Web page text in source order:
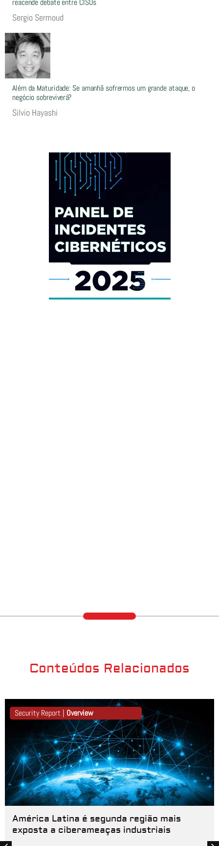
Sergio Sermoud
Além da Maturidade: Se amanhã sofrermos um grande ataque, o
negócio sobreviverá?
Silvio Hayashi
Conteúdos Relacionados
Security Report | Overview
América Latina é segunda região mais
exposta a ciberameaças industriais